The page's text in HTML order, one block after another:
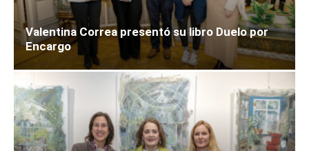
Valentina Correa presentó su libro Duelo por
Encargo